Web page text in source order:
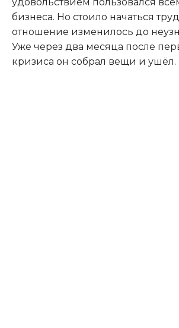
удовольствием пользовался
бизнеса. Но стоило начаться
отношение изменилось до
Уже через два месяца после
кризиса он собрал вещи и ушёл.